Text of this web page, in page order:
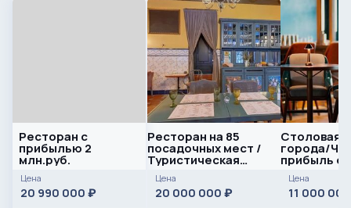
Ресторан с
прибылью 2
млн.руб.
Цена
20 990 000 ₽
Ресторан на 85
посадочных мест /
Туристическая
локация
Цена
20 000 000 ₽
Столовая
города/
прибыль
рублей
Цена
11 000